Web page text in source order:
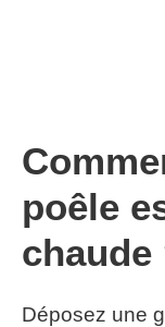
poêle
chaude
Déposez une